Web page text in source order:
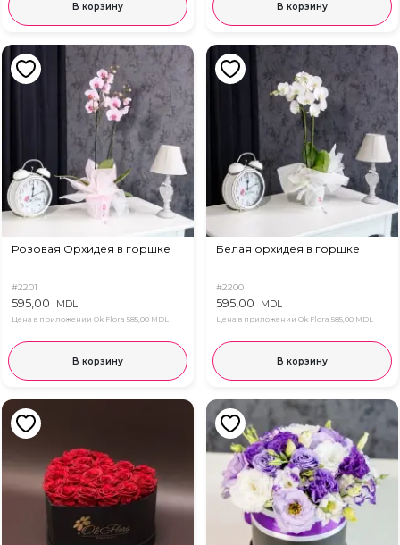
В корзину В корзину
Розовая Орхидея в горшке
#2201
595,00 MDL
Цена в приложении Ok Flora 585,00 MDL
В корзину
Белая орхидея в горшке
#2200
595,00 MDL
Цена в приложении Ok Flora 585,00 MDL
В корзину